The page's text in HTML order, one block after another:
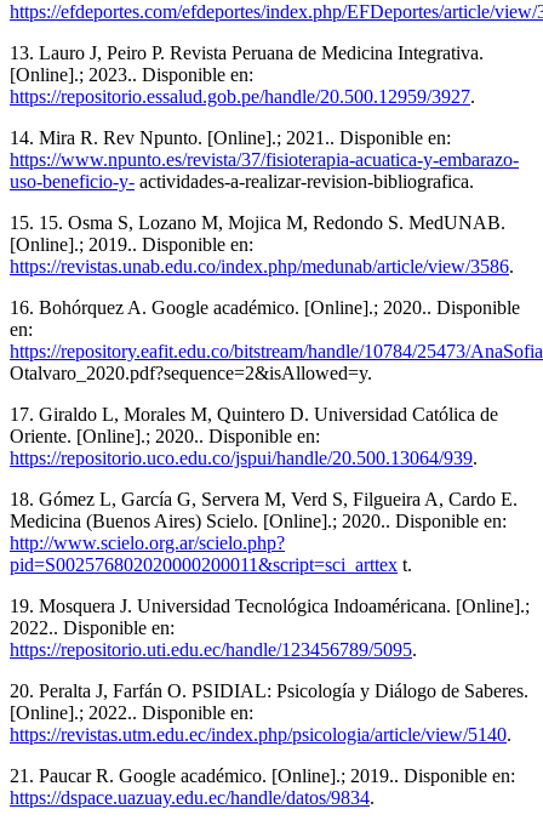
https://efdeportes.com/efdeportes/index.php/EFDeportes/article/view/
13. Lauro J, Peiro P. Revista Peruana de Medicina Integrativa.
[Online].; 2023.. Disponible en:
https://repositorio.essalud.gob.pe/handle/20.500.12959/3927.
14. Mira R. Rev Npunto. [Online].; 2021.. Disponible en:
https://www.npunto.es/revista/37/fisioterapia-acuatica-y-embarazo-
uso-beneficio-y- actividades-a-realizar-revision-bibliografica.
15. 15. Osma S, Lozano M, Mojica M, Redondo S. MedUNAB.
[Online].; 2019.. Disponible en:
https://revistas.unab.edu.co/index.php/medunab/article/view/3586.
16. Bohórquez A. Google académico. [Online].; 2020.. Disponible
en:
https://repository.eafit.edu.co/bitstream/handle/10784/25473/
Otalvaro_2020.pdf?sequence=2&isAllowed=y.
17. Giraldo L, Morales M, Quintero D. Universidad Católica de
Oriente. [Online].; 2020.. Disponible en:
https://repositorio.uco.edu.co/jspui/handle/20.500.13064/939.
18. Gómez L, García G, Servera M, Verd S, Filgueira A, Cardo E.
Medicina (Buenos Aires) Scielo. [Online].; 2020.. Disponible en:
http://www.scielo.org.ar/scielo.php?
pid=S002576802020000200011&script=sci_arttex t.
19. Mosquera J. Universidad Tecnológica Indoaméricana. [Online].;
2022.. Disponible en:
https://repositorio.uti.edu.ec/handle/123456789/5095.
20. Peralta J, Farfán O. PSIDIAL: Psicología y Diálogo de Saberes.
[Online].; 2022.. Disponible en:
https://revistas.utm.edu.ec/index.php/psicologia/article/view/5140.
21. Paucar R. Google académico. [Online].; 2019.. Disponible en:
https://dspace.uazuay.edu.ec/handle/datos/9834.